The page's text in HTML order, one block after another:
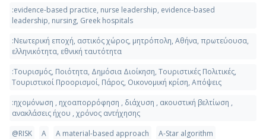
:evidence-based practice, nurse leadership, evidence-based
leadership, nursing, Greek hospitals
:Νεωτερική εποχή, αστικός χώρος, μητρόπολη, Αθήνα, πρωτεύουσα,
ελληνικότητα, εθνική ταυτότητα
:Τουρισμός, Ποιότητα, Δημόσια Διοίκηση, Τουριστικές Πολιτικές,
Τουριστικοί Προορισμοί, Πάρος, Οικονομική κρίση, Απόψεις
:ηχομόνωση , ηχοαπορρόφηση , διάχυση , ακουστική βελτίωση ,
ανακλάσεις ήχου , χρόνος αντήχησης
@RISK
A A material-based approach
A-Star algorithm